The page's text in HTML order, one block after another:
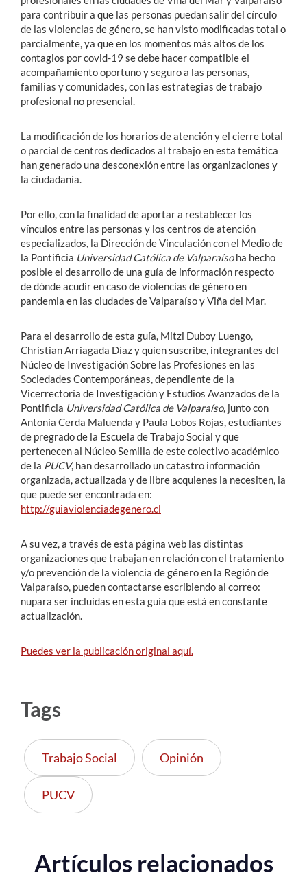
para contribuir a que las personas puedan salir del círculo
de las violencias de género, se han visto modificadas total o
parcialmente, ya que en los momentos más altos de los
contagios por covid-19 se debe hacer compatible el
acompañamiento oportuno y seguro a las personas,
familias y comunidades, con las estrategias de trabajo
profesional no presencial.
La modificación de los horarios de atención y el cierre total
o parcial de centros dedicados al trabajo en esta temática
han generado una desconexión entre las organizaciones y
la ciudadanía.
Por ello, con la finalidad de aportar a restablecer los
vínculos entre las personas y los centros de atención
especializados, la Dirección de Vinculación con el Medio de
la Pontificia Universidad Católica de Valparaísoha hecho
posible el desarrollo de una guía de información respecto
de dónde acudir en caso de violencias de género en
pandemia en las ciudades de Valparaíso y Viña del Mar.
Para el desarrollo de esta guía, Mitzi Duboy Luengo,
Christian Arriagada Díaz y quien suscribe, integrantes del
Núcleo de Investigación Sobre las Profesiones en las
Sociedades Contemporáneas, dependiente de la
Vicerrectoría de Investigación y Estudios Avanzados de la
Pontificia Universidad Católica de Valparaíso, junto con
Antonia Cerda Maluenda y Paula Lobos Rojas, estudiantes
de pregrado de la Escuela de Trabajo Social y que
pertenecen al Núcleo Semilla de este colectivo académico
de la PUCV, han desarrollado un catastro información
organizada, actualizada y de libre acquienes la necesiten, la
que puede ser encontrada en:
http://guiaviolenciadegenero.cl
A su vez, a través de esta página web las distintas
organizaciones que trabajan en relación con el tratamiento
y/o prevención de la violencia de género en la Región de
Valparaíso, pueden contactarse escribiendo al correo:
nupara ser incluidas en esta guía que está en constante
actualización.
Puedes ver la publicación original aquí.
Tags
Trabajo Social Opinión
PUCV
Artículos relacionados